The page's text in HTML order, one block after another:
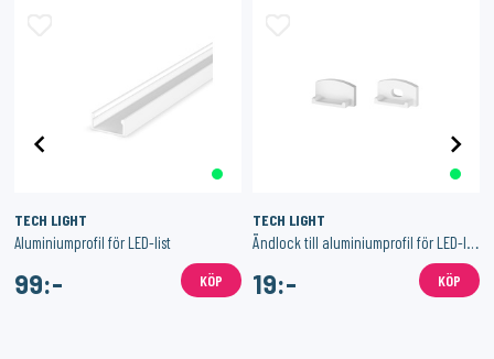
TECH LIGHT
Aluminiumprofil för LED-list
99:- KÖP
TECH LIGHT
Ändlock till aluminiumprofil för LED-list - 2 st
19:- KÖP